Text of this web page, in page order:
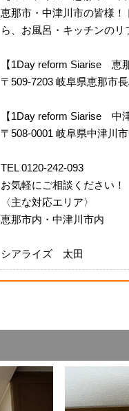
恵那市・中津川市の皆様
ら、お風呂・キッチンの
【1Day reform Siarise 恵
〒509-7203 岐阜県恵那市
【1Day reform Siarise 中
〒508-0001 岐阜県中津川
TEL 0120-242-093
お気軽にご相談ください！
〈主な対応エリア〉
恵那市内・中津川市内
シアライズ 太田